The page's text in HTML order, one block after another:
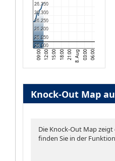
09:00 12:00 15:00 18:00 21:00 8. Aug 03:00 06:00
26.100
26.150
26.200
26.250
26.300
26.350
Knock-Out Map
Die Knock-Out Map
finden Sie in der